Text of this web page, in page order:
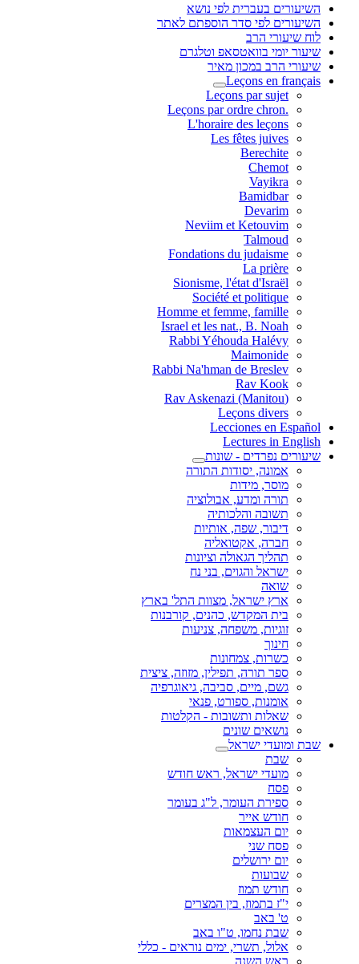
השיעורים בעברית לפי נושא
השיעורים לפי סדר הוספתם לאתר
לוח שיעורי הרב
שיעור יומי בוואטסאפ וטלגרם
שיעורי הרב במכון מאיר
Leçons en français
Leçons par sujet
.Leçons par ordre chron
L'horaire des leçons
Les fêtes juives
Berechite
Chemot
Vayikra
Bamidbar
Devarim
Neviim et Ketouvim
Talmoud
Fondations du judaisme
La prière
Sionisme, l'état d'Israël
Société et politique
Homme et femme, famille
Israel et les nat., B. Noah
Rabbi Yéhouda Halévy
Maimonide
Rabbi Na'hman de Breslev
Rav Kook
(Rav Askenazi (Manitou
Leçons divers
Lecciones en Español
Lectures in English
שיעורים נפרדים - שונות
אמונה, יסודות התורה
מוסר, מידות
תורה ומדע, אבולוציה
תשובה והלכותיה
דיבור, שפה, אותיות
חברה, אקטואליה
תהליך הגאולה וציונות
ישראל והגוים, בני נח
שואה
ארץ ישראל, מצוות התל' בארץ
בית המקדש, כהנים, קורבנות
זוגיות, משפחה, צניעות
חינוך
כשרות, צמחונות
ספר תורה, תפילין, מזוזה, ציצית
גשם, מיים, סביבה, גיאוגרפיה
אומנות, ספורט, פנאי
שאלות ותשובות - הקלטות
נושאים שונים
שבת ומועדי ישראל
שבת
מועדי ישראל, ראש חודש
פסח
ספירת העומר, ל"ג בעומר
חודש אייר
יום העצמאות
פסח שני
יום ירושלים
שבועות
חודש תמוז
י"ז בתמוז, בין המצרים
ט' באב
שבת נחמו, ט"ו באב
אלול, תשרי, ימים נוראים - כללי
ראש השנה